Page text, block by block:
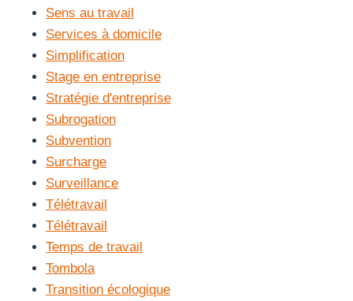
Sens au travail
Services à domicile
Simplification
Stage en entreprise
Stratégie d'entreprise
Subrogation
Subvention
Surcharge
Surveillance
Télétravail
Télétravail
Temps de travail
Tombola
Transition écologique